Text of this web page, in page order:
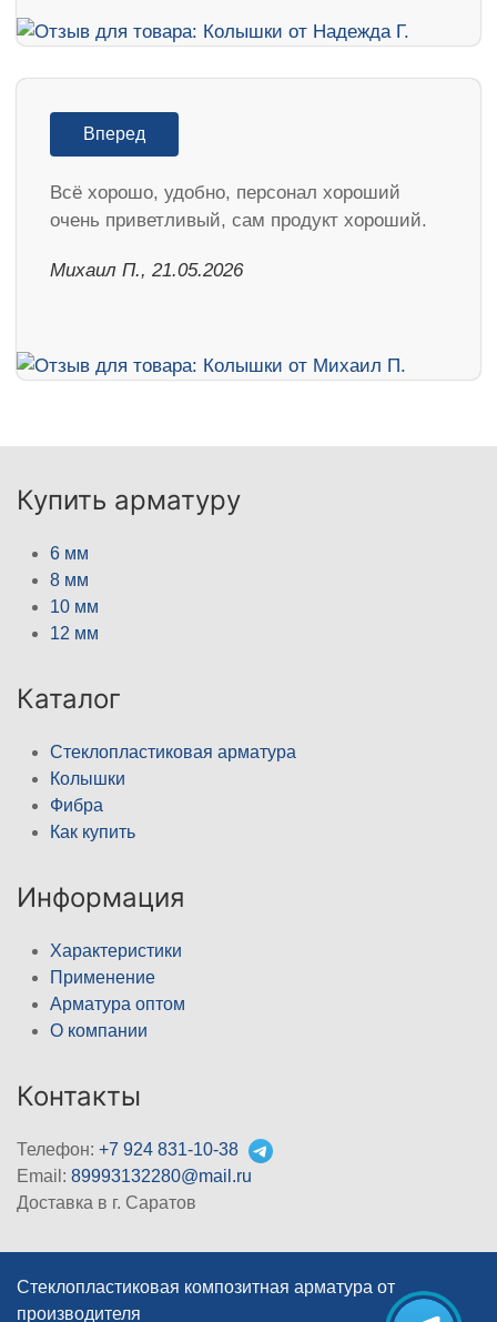
Вперед
Всё хорошо, удобно, персонал хороший
очень приветливый, сам продукт хороший.
Михаил П., 21.05.2026
Купить арматуру
6 мм
8 мм
10 мм
12 мм
Каталог
Стеклопластиковая арматура
Колышки
Фибра
Как купить
Информация
Характеристики
Применение
Арматура оптом
О компании
Контакты
Телефон: +7 924 831-10-38
Email: 89993132280@mail.ru
Доставка в г. Саратов
Стеклопластиковая композитная арматура от
производителя